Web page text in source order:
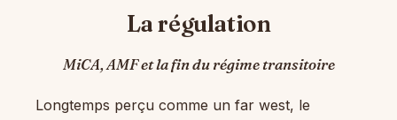
La régulation
MiCA, AMF et la fin du régime transitoire
Longtemps perçu comme un far west, le